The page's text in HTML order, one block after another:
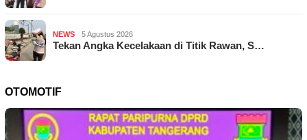
NEWS 5 Agustus 2026
Tekan Angka Kecelakaan di Titik Rawan, S…
OTOMOTIF